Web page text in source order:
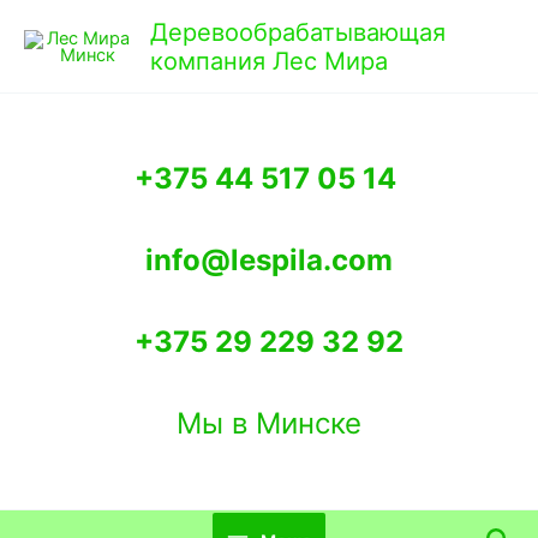
Деревообрабатывающая
компания Лес Мира
+375 44 517 05 14
info@lespila.com
+375 29 229 32 92
Мы в Минске